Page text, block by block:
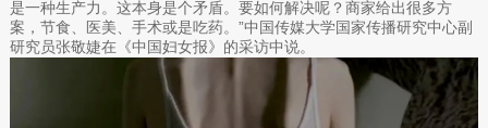
是一种生产力。这本身是个矛盾。要如何解决呢？商家给出很多方
案，节食、医美、手术或是吃药。”中国传媒大学国家传播研究中心副
研究员张敬婕在《中国妇女报》的采访中说。